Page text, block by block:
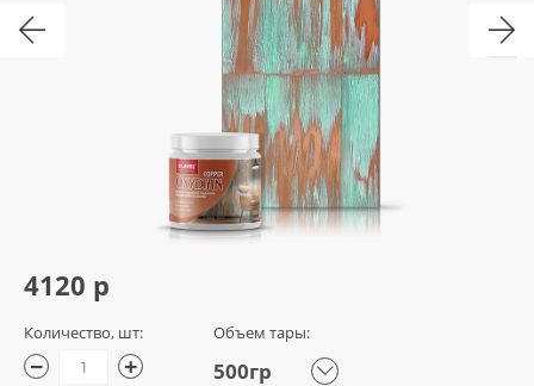
Объем тары:
500гр
Количество, шт:
− +
4120 р